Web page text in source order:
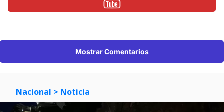
Mostrar Comentarios
Nacional > Noticia